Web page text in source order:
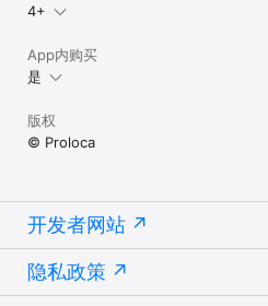
4+
App内购买
是
版权
© Proloca
开发者网站
隐私政策